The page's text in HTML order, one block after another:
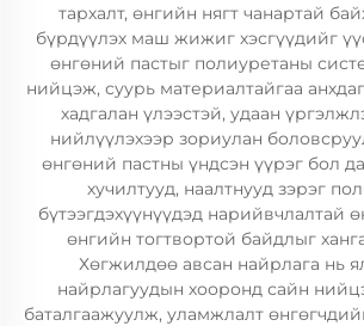
тархалт, өнгийн нягт чанартай
бүрдүүлэх маш жижиг хэсгүүдийг
өнгөний пастыг полиуретаны
нийцэж, суурь материалтайгаа
хадгалан үлээстэй, удаан
нийлүүлэхээр зориулан
өнгөний пастны үндсэн үүрэг бол
хучилтууд, наалтнууд зэрэг
бүтээгдэхүүнүүдэд нарийвчлалтай
өнгийн тогтвортой байдлыг
Хөгжилдөө авсан найрлага нь
найрлагуудын хооронд сайн
баталгаажуулж, уламжлалт